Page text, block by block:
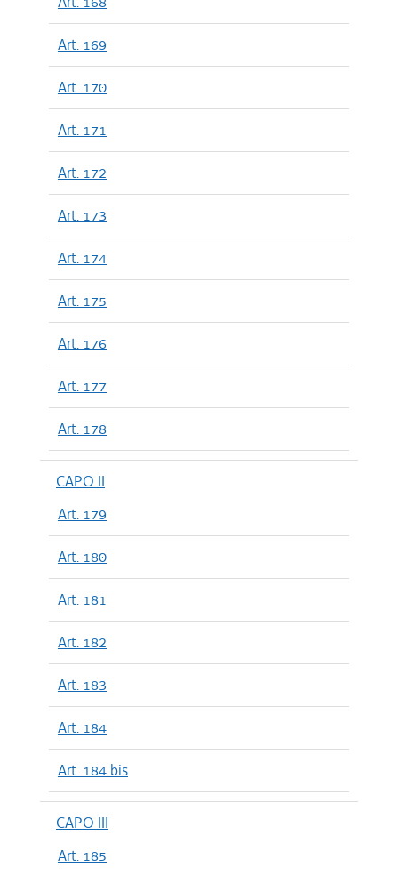
Art. 169
Art. 170
Art. 171
Art. 172
Art. 173
Art. 174
Art. 175
Art. 176
Art. 177
Art. 178
CAPO II
Art. 179
Art. 180
Art. 181
Art. 182
Art. 183
Art. 184
Art. 184 bis
CAPO III
Art. 185